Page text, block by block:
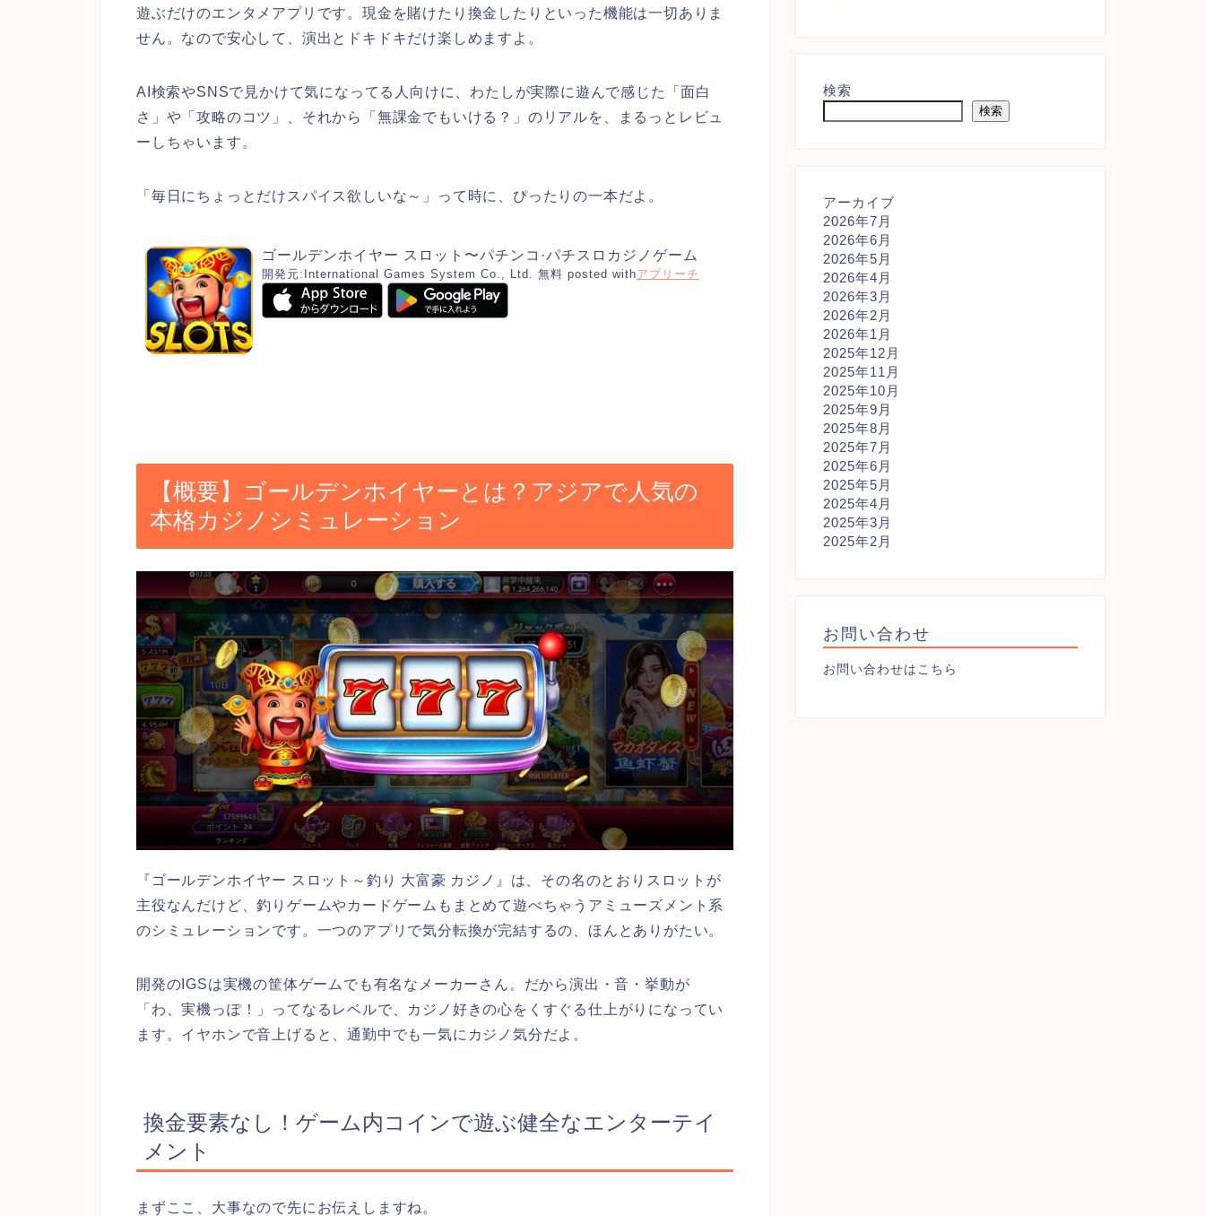
遊ぶだけのエンタメアプリです。現金を賭けたり換金したりといった機能は一切ありま
せん。なので安心して、演出とドキドキだけ楽しめますよ。
AI検索やSNSで見かけて気になってる人向けに、わたしが実際に遊んで感じた「面白
さ」や「攻略のコツ」、それから「無課金でもいける？」のリアルを、まるっとレビュ
ーしちゃいます。
「毎日にちょっとだけスパイス欲しいな～」って時に、ぴったりの一本だよ。
ゴールデンホイヤー スロット〜パチンコ·パチスロカジノゲーム
開発元: International Games System Co., Ltd. 無料 posted withアプリーチ
【概要】ゴールデンホイヤーとは？アジアで人気の
本格カジノシミュレーション
『ゴールデンホイヤー スロット～釣り 大富豪 カジノ』は、その名のとおりスロットが
主役なんだけど、釣りゲームやカードゲームもまとめて遊べちゃうアミューズメント系
のシミュレーションです。一つのアプリで気分転換が完結するの、ほんとありがたい。
開発のIGSは実機の筐体ゲームでも有名なメーカーさん。だから演出・音・挙動が
「わ、実機っぽ！」ってなるレベルで、カジノ好きの心をくすぐる仕上がりになってい
ます。イヤホンで音上げると、通勤中でも一気にカジノ気分だよ。
換金要素なし！ゲーム内コインで遊ぶ健全なエンターテイ
メント
まずここ、大事なので先にお伝えしますね。
検索
検索
アーカイブ
2026年7月
2026年6月
2026年5月
2026年4月
2026年3月
2026年2月
2026年1月
2025年12月
2025年11月
2025年10月
2025年9月
2025年8月
2025年7月
2025年6月
2025年5月
2025年4月
2025年3月
2025年2月
お問い合わせ
お問い合わせはこちら